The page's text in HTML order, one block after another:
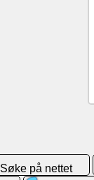
Søke på nettet